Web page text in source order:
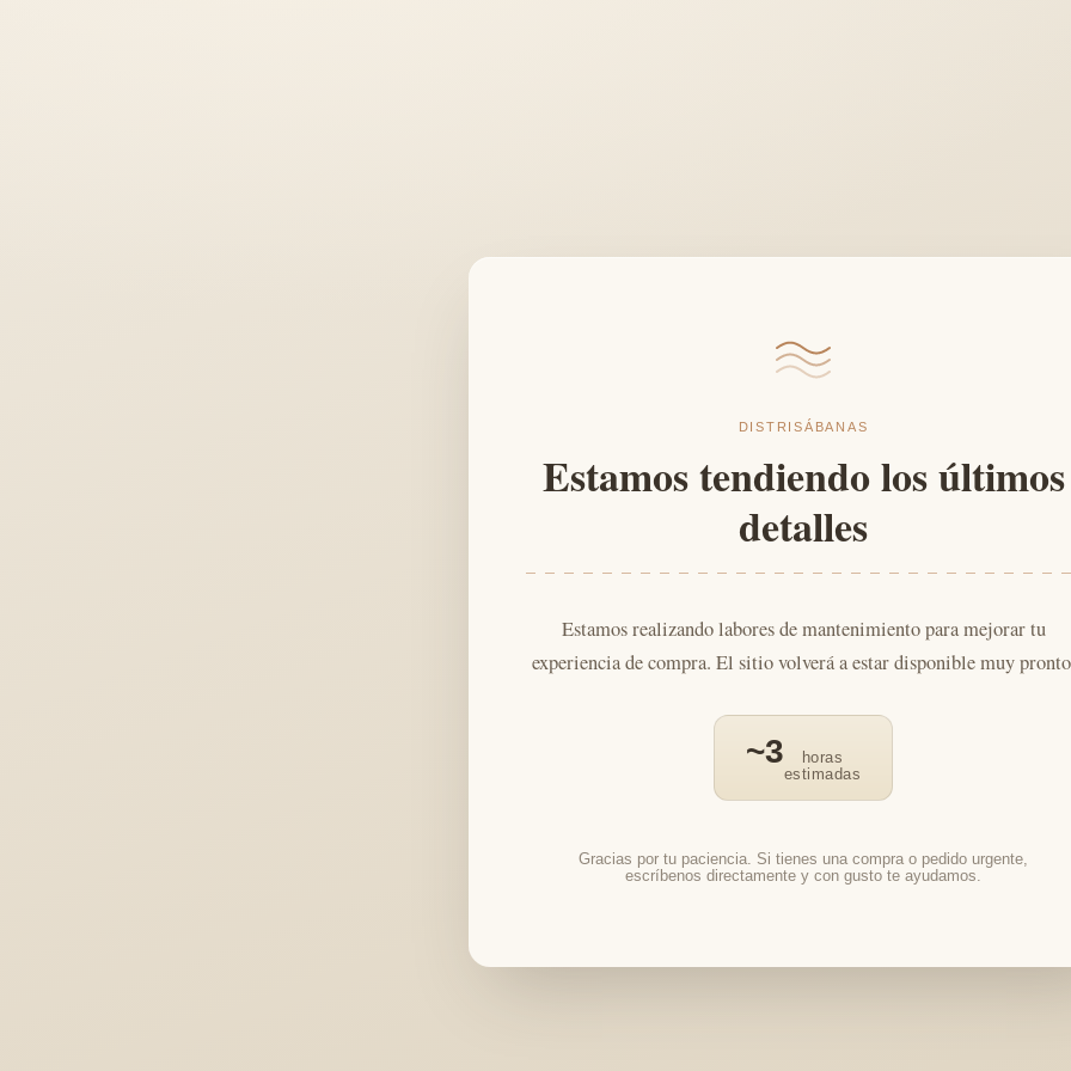
DISTRISÁBANAS
Estamos tendiendo los últimos
detalles
Estamos realizando labores de mantenimiento para mejorar tu
experiencia de compra. El sitio volverá a estar disponible muy
~3
horas
estimadas
Gracias por tu paciencia. Si tienes una compra o pedido urgente,
escríbenos directamente y con gusto te ayudamos.